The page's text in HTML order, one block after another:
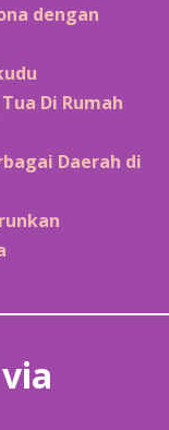
dengan
Di Rumah
Daerah di